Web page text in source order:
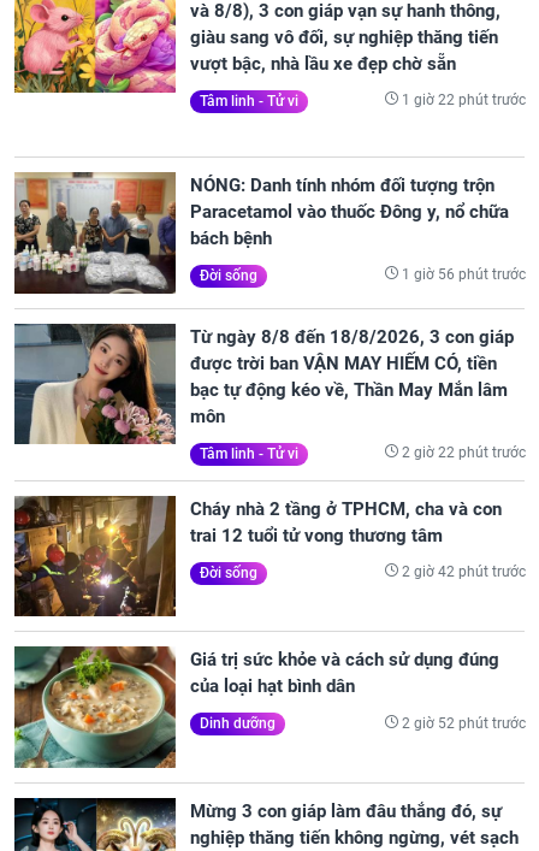
và 8/8), 3 con giáp vạn sự hanh thông,
giàu sang vô đối, sự nghiệp thăng tiến
vượt bậc, nhà lầu xe đẹp chờ sẵn
Tâm linh - Tử vi 1 giờ 22 phút trước
NÓNG: Danh tính nhóm đối tượng trộn
Paracetamol vào thuốc Đông y, nổ chữa
bách bệnh
Đời sống 1 giờ 56 phút trước
Từ ngày 8/8 đến 18/8/2026, 3 con giáp
được trời ban VẬN MAY HIẾM CÓ, tiền
bạc tự động kéo về, Thần May Mắn lâm
môn
Tâm linh - Tử vi 2 giờ 22 phút trước
Cháy nhà 2 tầng ở TPHCM, cha và con
trai 12 tuổi tử vong thương tâm
Đời sống 2 giờ 42 phút trước
Giá trị sức khỏe và cách sử dụng đúng
của loại hạt bình dân
Dinh dưỡng 2 giờ 52 phút trước
Mừng 3 con giáp làm đâu thắng đó, sự
nghiệp thăng tiến không ngừng, vét sạch